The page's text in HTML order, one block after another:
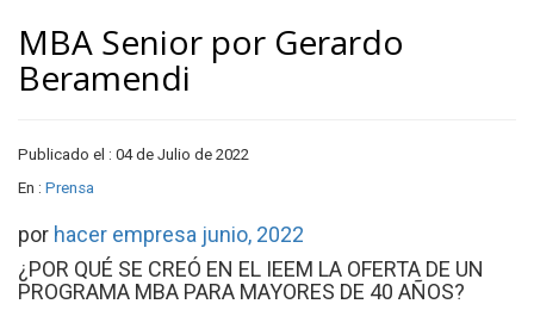
MBA Senior por Gerardo
Beramendi
Publicado el : 04 de Julio de 2022
En : Prensa
por hacer empresa junio, 2022
¿POR QUÉ SE CREÓ EN EL IEEM LA OFERTA DE UN
PROGRAMA MBA PARA MAYORES DE 40 AÑOS?